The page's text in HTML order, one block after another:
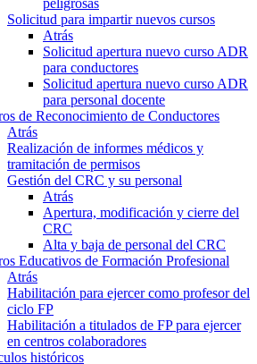
peligrosas
Solicitud para impartir nuevos cursos
Atrás
Solicitud apertura nuevo curso ADR
para conductores
Solicitud apertura nuevo curso ADR
para personal docente
de Reconocimiento de Conductores
Atrás
Realización de informes médicos y
tramitación de permisos
Gestión del CRC y su personal
Atrás
Apertura, modificación y cierre del
CRC
Alta y baja de personal del CRC
Educativos de Formación Profesional
Atrás
Habilitación para ejercer como profesor del
ciclo FP
Habilitación a titulados de FP para ejercer
en centros colaboradores
históricos